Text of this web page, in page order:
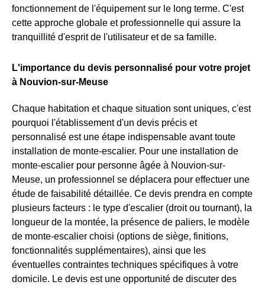
fonctionnement de l'équipement sur le long terme. C'est
cette approche globale et professionnelle qui assure la
tranquillité d'esprit de l'utilisateur et de sa famille.
L'importance du devis personnalisé pour votre projet
à Nouvion-sur-Meuse
Chaque habitation et chaque situation sont uniques, c'est
pourquoi l'établissement d'un devis précis et
personnalisé est une étape indispensable avant toute
installation de monte-escalier. Pour une installation de
monte-escalier pour personne âgée à Nouvion-sur-
Meuse, un professionnel se déplacera pour effectuer une
étude de faisabilité détaillée. Ce devis prendra en compte
plusieurs facteurs : le type d'escalier (droit ou tournant), la
longueur de la montée, la présence de paliers, le modèle
de monte-escalier choisi (options de siège, finitions,
fonctionnalités supplémentaires), ainsi que les
éventuelles contraintes techniques spécifiques à votre
domicile. Le devis est une opportunité de discuter des